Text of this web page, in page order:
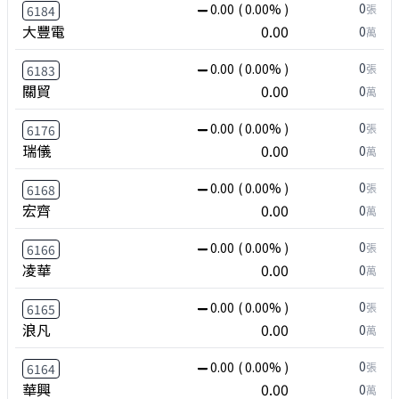
6184 0.00 ( 0.00% )
大豐電 0.00
0張
0萬
6183 0.00 ( 0.00% )
關貿 0.00
0張
0萬
6176 0.00 ( 0.00% )
瑞儀 0.00
0張
0萬
6168 0.00 ( 0.00% )
宏齊 0.00
0張
0萬
6166 0.00 ( 0.00% )
凌華 0.00
0張
0萬
6165 0.00 ( 0.00% )
浪凡 0.00
0張
0萬
6164 0.00 ( 0.00% )
華興 0.00
0張
0萬